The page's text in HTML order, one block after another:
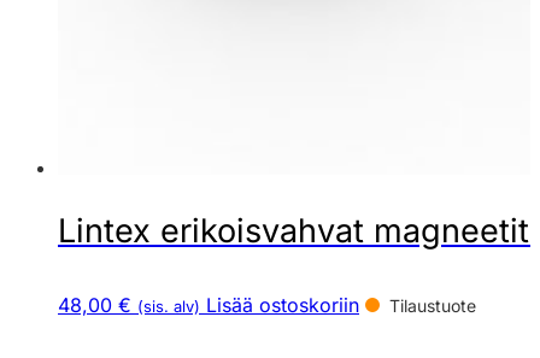
Lintex erikoisvahvat
48,00 € (sis. alv) Lisää ostoskoriin Tilaustuote